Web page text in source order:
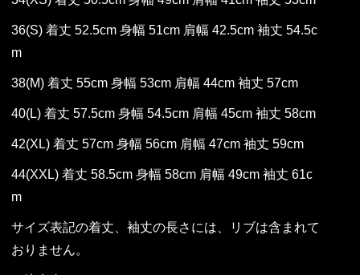
36(S) 着丈 52.5cm 身幅 51cm 肩幅 42.5cm 袖丈 54.5c
m
38(M) 着丈 55cm 身幅 53cm 肩幅 44cm 袖丈 57cm
40(L) 着丈 57.5cm 身幅 54.5cm 肩幅 45cm 袖丈 58cm
42(XL) 着丈 57cm 身幅 56cm 肩幅 47cm 袖丈 59cm
44(XXL) 着丈 58.5cm 身幅 58cm 肩幅 49cm 袖丈 61c
m
サイズ表記の着丈、袖丈の長さには、リブは含まれて
おりません。